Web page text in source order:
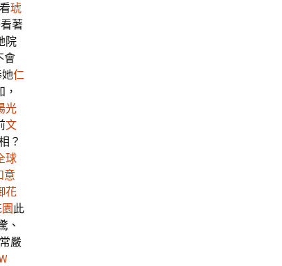
琥
著
院
會
仁
，
光
文
？
球
意
花
此
、
嚴